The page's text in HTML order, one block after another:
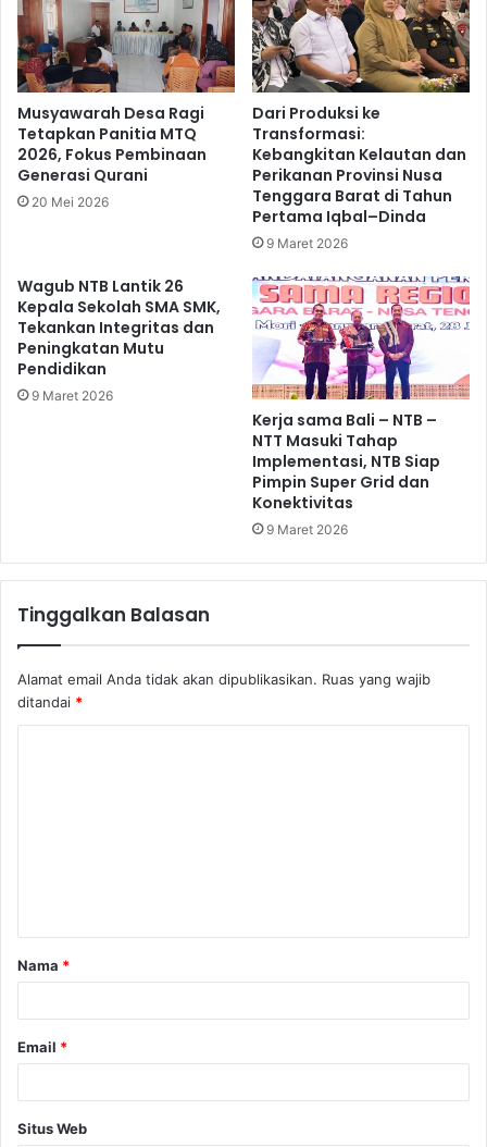
Musyawarah Desa Ragi
Tetapkan Panitia MTQ
2026, Fokus Pembinaan
Generasi Qurani
20 Mei 2026
Dari Produksi ke
Transformasi:
Kebangkitan Kelautan dan
Perikanan Provinsi Nusa
Tenggara Barat di Tahun
Pertama Iqbal–Dinda
9 Maret 2026
Wagub NTB Lantik 26
Kepala Sekolah SMA SMK,
Tekankan Integritas dan
Peningkatan Mutu
Pendidikan
9 Maret 2026
Kerja sama Bali – NTB –
NTT Masuki Tahap
Implementasi, NTB Siap
Pimpin Super Grid dan
Konektivitas
9 Maret 2026
Tinggalkan Balasan
Alamat email Anda tidak akan dipublikasikan. Ruas yang wajib
ditandai *
a
r
Nama *
Email *
Situs Web